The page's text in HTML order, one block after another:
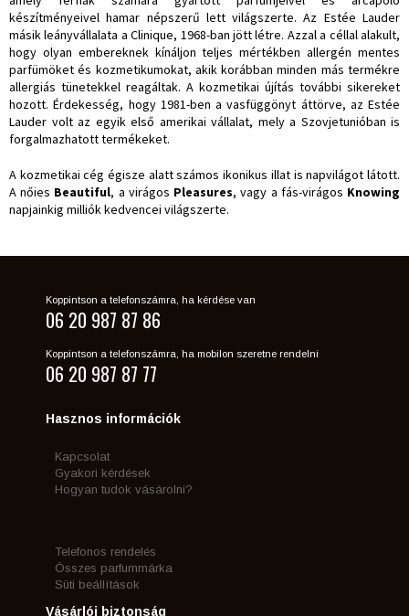
készítményeivel hamar népszerű lett világszerte. Az Estée Lauder
másik leányvállalata a Clinique, 1968-ban jött létre. Azzal a céllal alakult,
hogy olyan embereknek kínáljon teljes mértékben allergén mentes
parfümöket és kozmetikumokat, akik korábban minden más termékre
allergiás tünetekkel reagáltak. A kozmetikai újítás további sikereket
hozott. Érdekesség, hogy 1981-ben a vasfüggönyt áttörve, az Estée
Lauder volt az egyik első amerikai vállalat, mely a Szovjetunióban is
forgalmazhatott termékeket.
A kozmetikai cég égisze alatt számos ikonikus illat is napvilágot látott.
A nőies Beautiful, a virágos Pleasures, vagy a fás-virágos Knowing
napjainkig milliók kedvencei világszerte.
Koppintson a telefonszámra, ha kérdése van
06 20 987 87 86
Koppintson a telefonszámra, ha mobilon szeretne rendelni
06 20 987 87 77
Hasznos információk
Kapcsolat
Gyakori kérdések
Hogyan tudok vásárolni?
Telefonos rendelés
Összes parfummárka
Süti beállítások
Vásárlói biztonság